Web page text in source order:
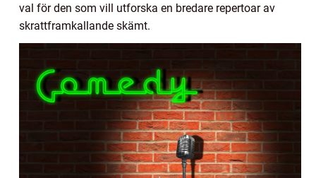
val för den som vill utforska en bredare repertoar av
skrattframkallande skämt.